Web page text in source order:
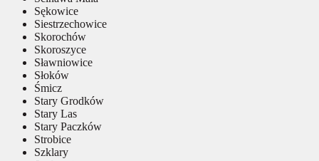
Sękowice
Siestrzechowice
Skorochów
Skoroszyce
Sławniowice
Słoków
Śmicz
Stary Grodków
Stary Las
Stary Paczków
Strobice
Szklary